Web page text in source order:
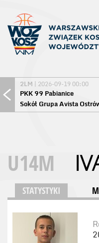
2LM | 2026-09-19 00:00
PKK 99 Pabianice
U14M
STATYSTYKI